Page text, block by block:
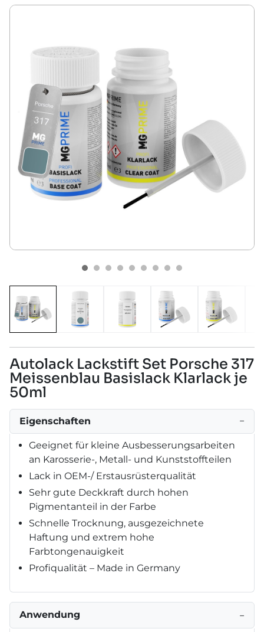
Autolack Lackstift Set Porsche 317
Meissenblau Basislack Klarlack je
50ml
Eigenschaften −
Geeignet für kleine Ausbesserungsarbeiten
an Karosserie-, Metall- und Kunststoffteilen
Lack in OEM-/ Erstausrüsterqualität
Sehr gute Deckkraft durch hohen
Pigmentanteil in der Farbe
Schnelle Trocknung, ausgezeichnete
Haftung und extrem hohe
Farbtongenauigkeit
Profiqualität – Made in Germany
Anwendung −